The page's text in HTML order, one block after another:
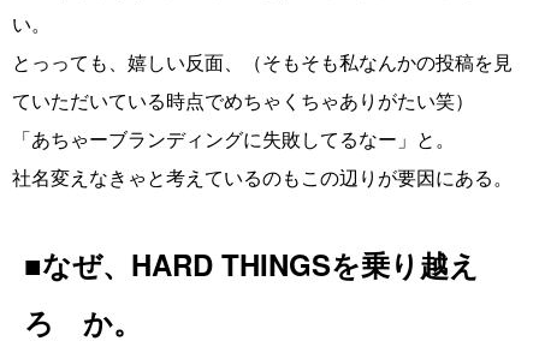
い。
とっっても、嬉しい反面、（そもそも私なんかの投稿を見
ていただいている時点でめちゃくちゃありがたい笑）
「あちゃーブランディングに失敗してるなー」と。
社名変えなきゃと考えているのもこの辺りが要因にある。
■なぜ、HARD THINGSを乗り越え
ろ か。